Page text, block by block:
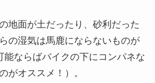
地面が土だったり、砂利だった
の湿気は馬鹿にならないものが
能ならばバイクの下にコンパネな
がオススメ！）。